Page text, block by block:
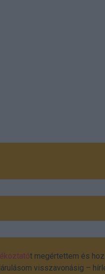
t megértettem és
visszavonásig –